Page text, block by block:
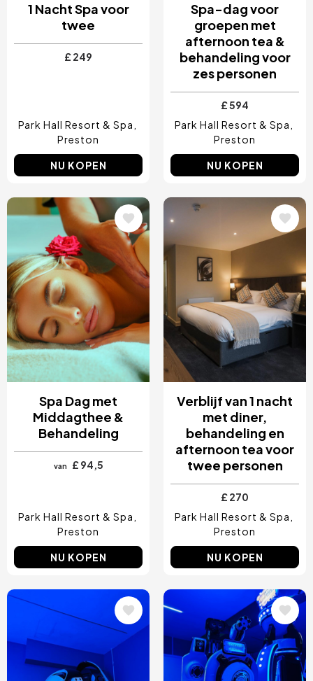
1 Nacht Spa voor
twee
£ 249
Park Hall Resort & Spa
Preston
NU KOPEN
Spa-dag voor
groepen met
afternoon tea &
behandeling voor
zes personen
£ 594
Park Hall Resort & Spa
Preston
NU KOPEN
Afbeelding
Spa Dag met
Middagthee &
Behandeling
van £ 94,5
Park Hall Resort & Spa
Preston
NU KOPEN
Afbeelding
Verblijf van 1 nacht
met diner,
behandeling en
afternoon tea voor
twee personen
£ 270
Park Hall Resort & Spa
Preston
NU KOPEN
Afbeelding Afbeelding